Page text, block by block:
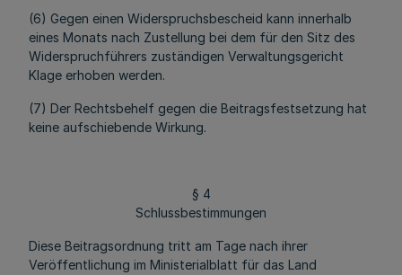
(6) Gegen einen Widerspruchsbescheid kann innerhalb
eines Monats nach Zustellung bei dem für den Sitz des
Widerspruchführers zuständigen Verwaltungsgericht
Klage erhoben werden.
(7) Der Rechtsbehelf gegen die Beitragsfestsetzung hat
keine aufschiebende Wirkung.
§ 4
Schlussbestimmungen
Diese Beitragsordnung tritt am Tage nach ihrer
Veröffentlichung im Ministerialblatt für das Land